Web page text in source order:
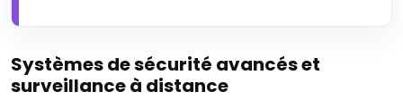
Systèmes de sécurité avancés et
surveillance à distance